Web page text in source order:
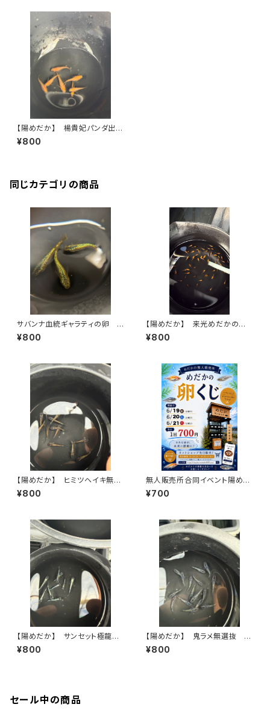
【陽めだか】 楊貴妃パンダ出
目 若魚 2ペア＋オマケ3匹
【現物】
¥800
同じカテゴリの商品
サバンナ血統ギャラティの卵 1
5個＋α
¥800
【陽めだか】 来光めだかの稚
魚画像の中から10匹【現物】
¥800
【陽めだか】 ヒミツヘイキ無選
抜 10匹+α【現物】
¥800
無人販売所合同イベント陽めだ
かめだかの卵くじ
¥700
【陽めだか】 サンセット極龍
9匹【現物】
¥800
【陽めだか】 鬼ラメ無選抜 15
匹+α【現物】
¥800
セール中の商品